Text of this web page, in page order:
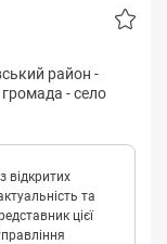
район -
громада -село
відкритих
та
цієї